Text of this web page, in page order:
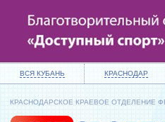
ВСЯ КУБАНЬ КРАСНОДАР
КРАСНОДАРСКОЕ КРАЕВОЕ ОТДЕЛЕНИЕ